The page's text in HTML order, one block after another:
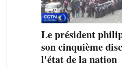
Le président
son cinquième